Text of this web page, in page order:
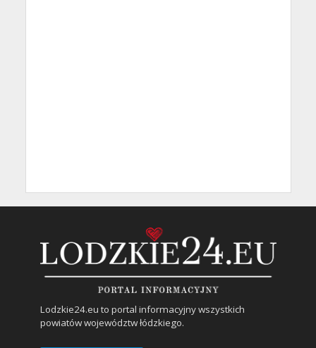
Lodzkie24.eu to portal informacyjny wszystkich
powiatów województw łódzkiego.